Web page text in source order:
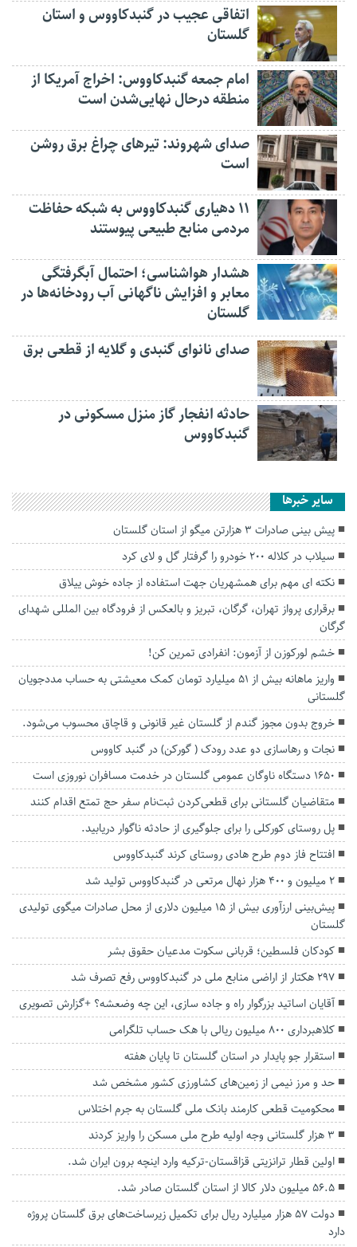
اتفاقی عجیب در‌ گنبدکاووس و استان
گلستان
امام جمعه گنبدکاووس: اخراج آمریکا از
منطقه درحال نهایی‌شدن است
صدای شهروند: تیرهای چراغ برق روشن
است
۱۱ دهیاری گنبدکاووس به شبکه حفاظت
مردمی منابع طبیعی پیوستند
هشدار هواشناسی؛ احتمال آبگرفتگی
معابر و افزایش ناگهانی آب رودخانه‌ها در
گلستان
صدای نانوای گنبدی و گلایه از قطعی برق
حادثه انفجار گاز منزل مسکونی در
گنبدکاووس
سایر خبرها
پیش بینی صادرات ۳ هزارتن میگو از استان گلستان
سیلاب در کلاله ۲۰۰ خودرو را گرفتار گل و لای کرد
نکته ای مهم برای همشهریان جهت استفاده از جاده خوش ییلاق
برقراری پرواز تهران، گرگان، تبریز و بالعکس از فرودگاه بین المللی شهدای
گرگان
خشم لورکوزن از آزمون: انفرادی تمرین کن!
واریز ماهانه بیش از ۵۱ میلیارد تومان کمک معیشتی به حساب مددجویان
گلستانی
خروج بدون مجوز گندم از گلستان غیر قانونی و قاچاق محسوب می‌شود.
نجات و رهاسازی دو عدد رودک ( گورکن) در گنبد کاووس
۱۶۵۰ دستگاه ناوگان عمومی گلستان در خدمت مسافران نوروزی است
متقاضیان گلستانی برای قطعی‌کردن ثبت‌نام سفر حج تمتع اقدام کنند
پل روستای کورکلی را برای جلوگیری از حادثه ناگوار دریابید.
افتتاح فاز دوم طرح هادی روستای کرند گنبدکاووس
۲ میلیون و ۴۰۰ هزار نهال مرتعی در گنبدکاووس تولید شد
پیش‌بینی ارزآوری بیش از ۱۵ میلیون دلاری از محل صادرات میگوی تولیدی
گلستان
کودکان فلسطین؛ قربانی سکوت مدعیان حقوق بشر
۲۹۷ هکتار از اراضی منابع ملی در گنبدکاووس رفع تصرف شد
آقایان اساتید بزرگوار راه و جاده سازی، این چه وضعشه؟ +گزارش تصویری
کلاهبرداری ۸۰۰ میلیون ریالی با هک حساب تلگرامی
استقرار جو پایدار در استان گلستان تا پایان هفته
حد و مرز نیمی از زمین‌های کشاورزی کشور مشخص شد
محکومیت قطعی کارمند بانک ملی گلستان به جرم اختلاس
۳ هزار گلستانی وجه اولیه طرح ملی مسکن را واریز کردند
اولین قطار ترانزیتی قزاقستان-ترکیه وارد اینچه برون ایران شد.
56.5 میلیون دلار کالا از استان گلستان صادر شد.
دولت ۵۷ هزار میلیارد ریال برای تکمیل زیرساخت‌های برق گلستان پروژه
دارد